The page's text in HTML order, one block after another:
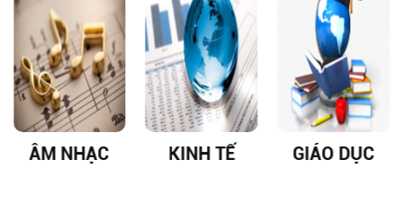
ÂM NHẠC KINH TẾ GIÁO DỤC